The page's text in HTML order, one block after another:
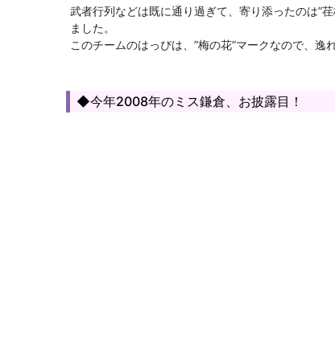
武者行列などは既に通り過ぎて、寄り添ったのは”
ました。
このチームのはっぴは、”梅の花”マークなので、逸
◆今年2008年のミス鎌倉、お披露目！